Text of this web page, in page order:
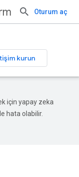
Oturum aç
kurun
için yapay zeka
hata olabilir.